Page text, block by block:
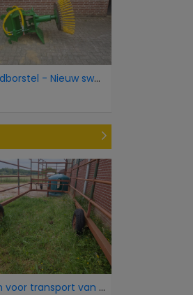
Onkruidborstel - Nieuw sweeper brush
Wagen voor transport van dieren